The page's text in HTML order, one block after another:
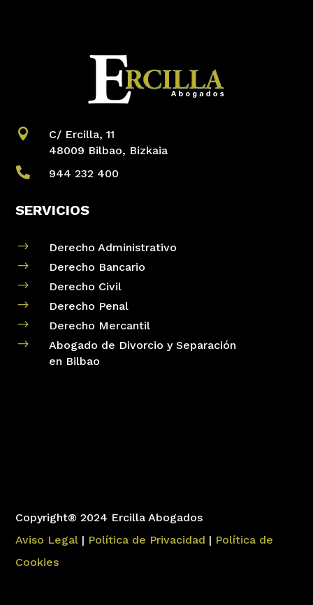

C/ Ercilla, 11
48009 Bilbao, Bizkaia
 944 232 400
SERVICIOS
$ Derecho Administrativo
$ Derecho Bancario
$ Derecho Civil
$ Derecho Penal
$ Derecho Mercantil
$
Abogado de Divorcio y Separación
en Bilbao
Copyright® 2024 Ercilla Abogados
Aviso Legal | Política de Privacidad | Política de
Cookies